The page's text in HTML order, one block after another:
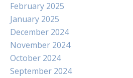
February 2025
January 2025
December 2024
November 2024
October 2024
September 2024